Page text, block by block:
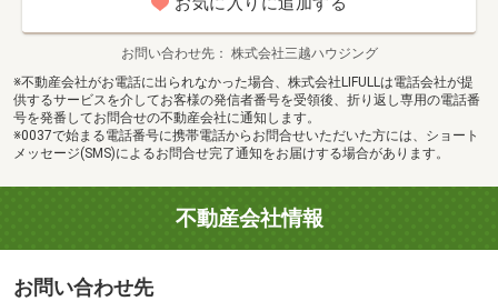
お問い合わせ先
株式会社三越ハウジング
※不動産会社がお電話に出られなかった場合、株式会社LIFULLは電話会社が提
供するサービスを介してお客様の発信者番号を受領後、折り返し専用の電話番
号を発番してお問合せの不動産会社に通知します。
※0037で始まる電話番号に携帯電話からお問合せいただいた方には、ショート
メッセージ(SMS)によるお問合せ完了通知をお届けする場合があります。
不動産会社情報
お問い合わせ先